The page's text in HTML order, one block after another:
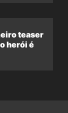
teaser
herói é